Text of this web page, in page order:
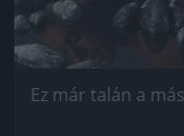
Ez már talán a